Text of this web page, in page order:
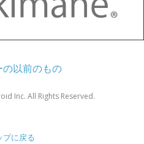
の以前のもの
Inc. All Rights Reserved.
プに戻る